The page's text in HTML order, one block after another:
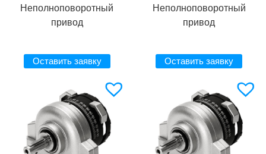
Неполноповоротный
привод
Оставить заявку
Неполноповоротный
привод
Оставить заявку